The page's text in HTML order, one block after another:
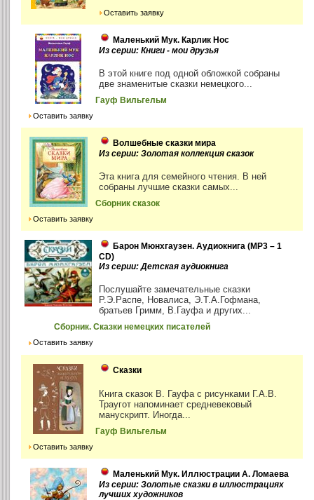
Оставить заявку
Маленький Мук. Карлик Нос
Из серии: Книги - мои друзья
В этой книге под одной обложкой собраны
две знаменитые сказки немецкого...
Гауф Вильгельм
Оставить заявку
Волшебные сказки мира
Из серии: Золотая коллекция сказок
Эта книга для семейного чтения. В ней
собраны лучшие сказки самых...
Сборник сказок
Оставить заявку
Барон Мюнхгаузен. Аудиокнига (MP3 – 1
CD)
Из серии: Детская аудиокнига
Послушайте замечательные сказки
Р.Э.Распе, Новалиса, Э.Т.А.Гофмана,
братьев Гримм, В.Гауфа и других...
Сборник. Сказки немецких писателей
Оставить заявку
Сказки
Книга сказок В. Гауфа с рисунками Г.А.В.
Траугот напоминает средневековый
манускрипт. Иногда...
Гауф Вильгельм
Оставить заявку
Маленький Мук. Иллюстрации А. Ломаева
Из серии: Золотые сказки в иллюстрациях
лучших художников